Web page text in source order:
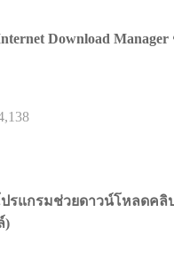
Download Manager
ปรแกรมช่วยดาวน์โหลดคลิ
)